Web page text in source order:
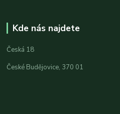
Kde nás najdete
Česká 18
České Budějovice, 370 01